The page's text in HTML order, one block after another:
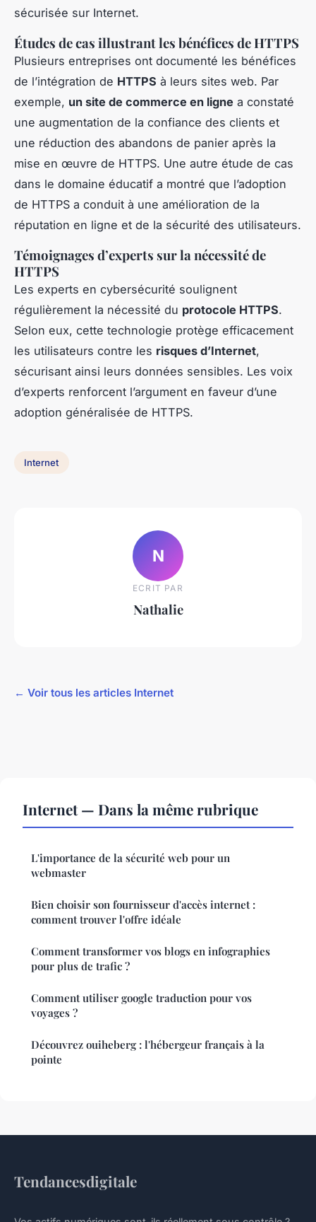
sécurisée sur Internet.
Études de cas illustrant les bénéfices de HTTPS
Plusieurs entreprises ont documenté les bénéfices
de l’intégration de HTTPS à leurs sites web. Par
exemple, un site de commerce en ligne a constaté
une augmentation de la confiance des clients et
une réduction des abandons de panier après la
mise en œuvre de HTTPS. Une autre étude de cas
dans le domaine éducatif a montré que l’adoption
de HTTPS a conduit à une amélioration de la
réputation en ligne et de la sécurité des utilisateurs.
Témoignages d’experts sur la nécessité de
HTTPS
Les experts en cybersécurité soulignent
régulièrement la nécessité du protocole HTTPS.
Selon eux, cette technologie protège efficacement
les utilisateurs contre les risques d’Internet,
sécurisant ainsi leurs données sensibles. Les voix
d’experts renforcent l’argument en faveur d’une
adoption généralisée de HTTPS.
Internet
N
ECRIT PAR
Nathalie
← Voir tous les articles Internet
Internet — Dans la même rubrique
L'importance de la sécurité web pour un
webmaster
Bien choisir son fournisseur d'accès internet :
comment trouver l'offre idéale
Comment transformer vos blogs en infographies
pour plus de trafic ?
Comment utiliser google traduction pour vos
voyages ?
Découvrez ouiheberg : l'hébergeur français à la
pointe
Tendancesdigitale